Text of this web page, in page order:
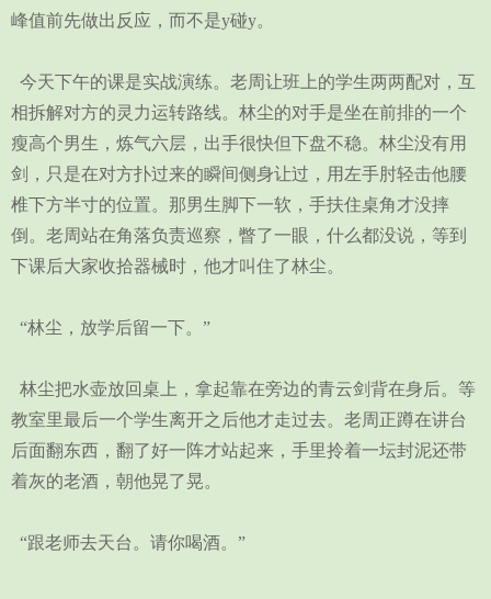
峰值前先做出反应，而不是y碰y。
今天下午的课是实战演练。老周让班上的学生两两配对，互
相拆解对方的灵力运转路线。林尘的对手是坐在前排的一个
瘦高个男生，炼气六层，出手很快但下盘不稳。林尘没有用
剑，只是在对方扑过来的瞬间侧身让过，用左手肘轻击他腰
椎下方半寸的位置。那男生脚下一软，手扶住桌角才没摔
倒。老周站在角落负责巡察，瞥了一眼，什么都没说，等到
下课后大家收拾器械时，他才叫住了林尘。
“林尘，放学后留一下。”
林尘把水壶放回桌上，拿起靠在旁边的青云剑背在身后。等
教室里最后一个学生离开之后他才走过去。老周正蹲在讲台
后面翻东西，翻了好一阵才站起来，手里拎着一坛封泥还带
着灰的老酒，朝他晃了晃。
“跟老师去天台。请你喝酒。”